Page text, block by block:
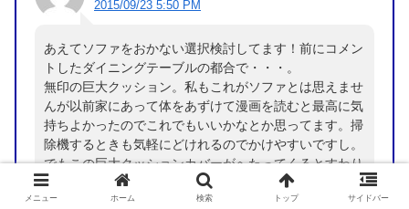
2015/09/23 5:50 PM
あえてソファをおかない選択検討してます！前にコメン
トしたダイニングテーブルの都合で・・・。
無印の巨大クッション。私もこれがソファとは思えませ
んが以前家にあって体をあずけて漫画を読むと最高に気
持ちよかったのでこれでもいいかなとか思ってます。掃
除機するときも気軽にどけれるのでかけやすいですし。
でもこの巨大クッションカバーがへたってくるとすわり
心地がどんどん悪くなって全然体にフィットせずにだら
ーんとなってくるのでちょっと躊躇しています。
メニュー ホーム 検索 トップ サイドバー